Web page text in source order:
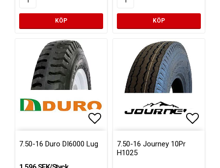
KÖP KÖP
7.50-16 Duro DI6000 Lug
7.50-16 Journey 10Pr
H1025